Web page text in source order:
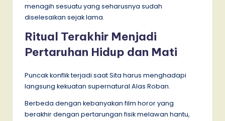
menagih sesuatu yang seharusnya sudah
diselesaikan sejak lama.
Ritual Terakhir Menjadi
Pertaruhan Hidup dan Mati
Puncak konflik terjadi saat Sita harus menghadapi
langsung kekuatan supernatural Alas Roban.
Berbeda dengan kebanyakan film horor yang
berakhir dengan pertarungan fisik melawan hantu,